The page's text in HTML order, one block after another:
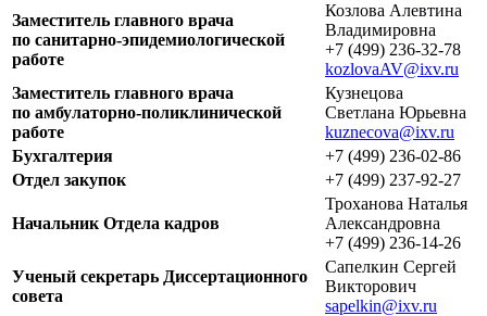
Заместитель главного врача
по санитарно-эпидемиологической
работе
Козлова Алевтина
Владимировна
+7 (499) 236-32-78
kozlovaAV@ixv.ru
Заместитель главного врача
по амбулаторно-поликлинической
работе
Кузнецова
Светлана Юрьевна
kuznecova@ixv.ru
Бухгалтерия
+7 (499) 236-02-86
Отдел закупок
+7 (499) 237-92-27
Начальник Отдела кадров
Троханова Наталья
Александровна
+7 (499) 236-14-26
Ученый секретарь Диссертационного
совета
Сапелкин Сергей
Викторович
sapelkin@ixv.ru